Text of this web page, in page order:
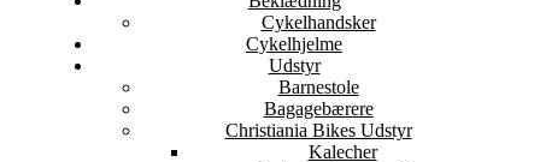
Cykelhandsker
Cykelhjelme
Udstyr
Barnestole
Bagagebærere
Christiania Bikes Udstyr
Kalecher